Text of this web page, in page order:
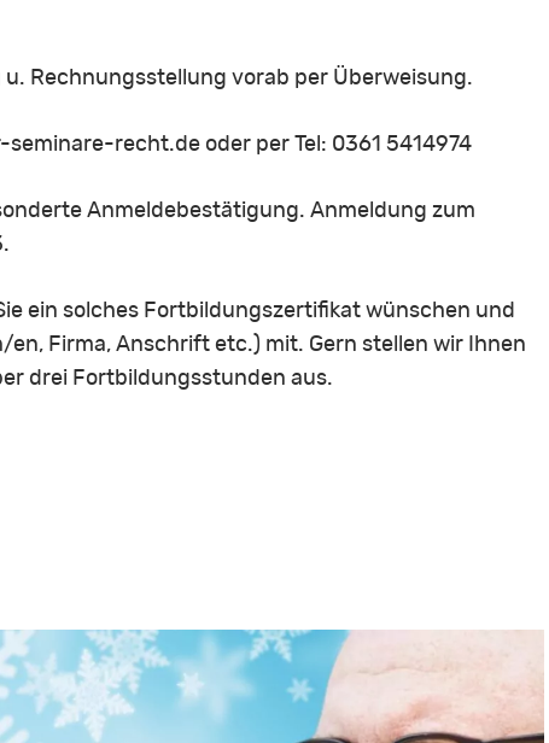
Rechnungsstellung vorab per Überweisung.
recht.de oder per Tel: 0361 5414974
Anmeldebestätigung. Anmeldung zum
ein solches Fortbildungszertifikat wünschen und
Firma, Anschrift etc.) mit. Gern stellen wir Ihnen
drei Fortbildungsstunden aus.